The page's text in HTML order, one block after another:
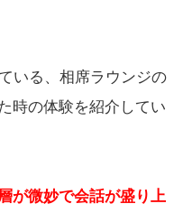
いる、相席ラウンジの
時の体験を紹介してい
が微妙で会話が盛り上